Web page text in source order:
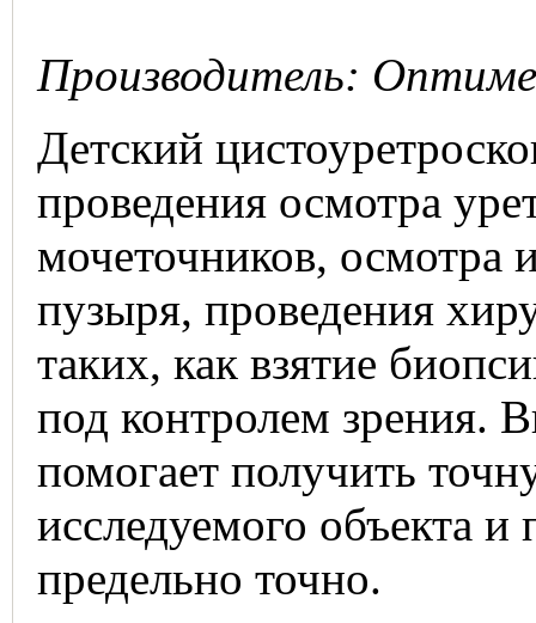
Производитель:
Детский
проведения осмотра
мочеточников, осмотра
пузыря, проведения
таких, как взятие
под контролем зрения.
помогает получить
исследуемого объекта
предельно точно.